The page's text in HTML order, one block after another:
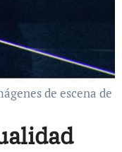
de escena de